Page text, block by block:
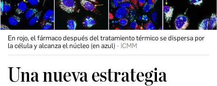
En rojo, el fármaco después del tratamiento térmico se dispersa por
la célula y alcanza el núcleo (en azul)
ICMM
Una nueva estrategia